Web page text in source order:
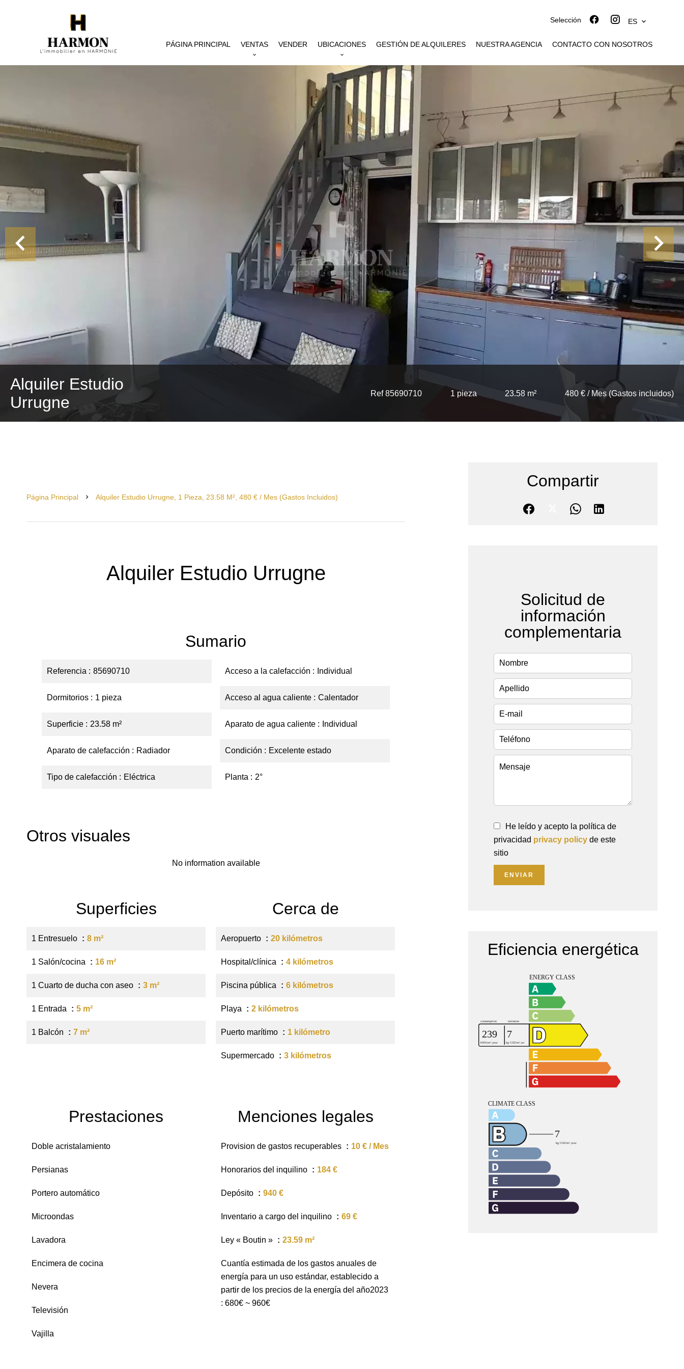
Selección ES
PÁGINA PRINCIPAL VENTAS VENDER UBICACIONES GESTIÓN DE ALQUILERES NUESTRA AGENCIA CONTACTO CON NOSOTROS
Alquiler Estudio
Urrugne
Ref 85690710 1 pieza 23.58 m² 480 € / Mes (Gastos incluidos)
Página Principal Alquiler Estudio Urrugne, 1 Pieza, 23.58 M², 480 € / Mes (Gastos Incluidos)
Alquiler Estudio Urrugne
Sumario
Referencia 85690710
Dormitorios 1 pieza
Superficie 23.58 m²
Aparato de calefacción Radiador
Tipo de calefacción Eléctrica
Acceso a la calefacción Individual
Acceso al agua caliente Calentador
Aparato de agua caliente Individual
Condición Excelente estado
Planta 2°
Otros visuales
No information available
Superficies
1 Entresuelo 8 m²
1 Salón/cocina 16 m²
1 Cuarto de ducha con aseo 3 m²
1 Entrada 5 m²
1 Balcón 7 m²
Cerca de
Aeropuerto 20 kilómetros
Hospital/clínica 4 kilómetros
Piscina pública 6 kilómetros
Playa 2 kilómetros
Puerto marítimo 1 kilómetro
Supermercado 3 kilómetros
Prestaciones
Doble acristalamiento
Persianas
Portero automático
Microondas
Lavadora
Encimera de cocina
Nevera
Televisión
Vajilla
Menciones legales
Provision de gastos recuperables 10 € / Mes
Honorarios del inquilino 184 €
Depósito 940 €
Inventario a cargo del inquilino 69 €
Ley « Boutin » 23.59 m²
Cuantía estimada de los gastos anuales de
energía para un uso estándar, establecido a
partir de los precios de la energía del año2023
: 680€ ~ 960€
Compartir
Solicitud de
información
complementaria
He leído y acepto la política de
privacidad privacy policy de este
sitio
ENVIAR
Eficiencia energética